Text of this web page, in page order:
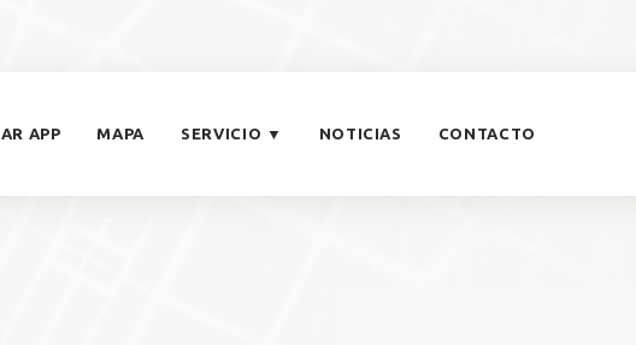
APP MAPA SERVICIO ▼ NOTICIAS CONTACTO